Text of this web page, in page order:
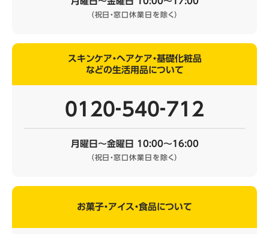
（祝日・窓口休業日を除く）
スキンケア・ヘアケア・基礎化粧品
などの生活用品について
0120‐540‐712
月曜日～金曜日 10:00～16:00
（祝日・窓口休業日を除く）
お菓子・アイス・食品について